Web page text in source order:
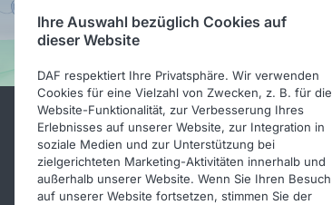
Weitere DAF-Websites
PACCAR Power Solutions
Ihre Auswahl bezüglich Cookies auf
dieser Website
DAF respektiert Ihre Privatsphäre. Wir verwenden
Cookies für eine Vielzahl von Zwecken, z. B. für die
Website-Funktionalität, zur Verbesserung Ihres
Erlebnisses auf unserer Website, zur Integration in
soziale Medien und zur Unterstützung bei
zielgerichteten Marketing-Aktivitäten innerhalb und
außerhalb unserer Website. Wenn Sie Ihren Besuch
auf unserer Website fortsetzen, stimmen Sie der